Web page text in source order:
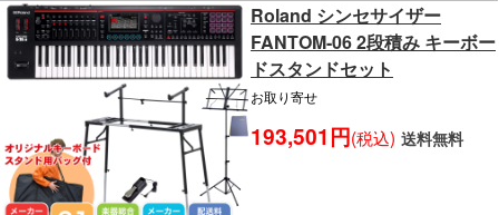
Roland シンセサイザー
FANTOM-06 2段積み キーボー
ドスタンドセット
お取り寄せ
193,501円(税込) 送料無料